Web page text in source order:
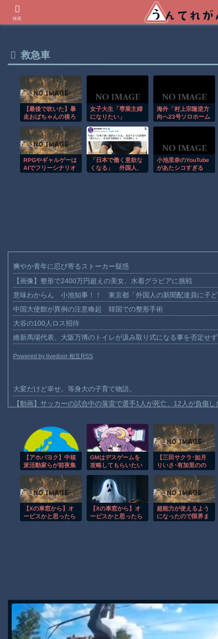
救急車
【最後で吹いた】暴
走おばちゃんの後ろ
のバランス感覚が人
間離れしてた！
女子大生「専業主婦
になりたい」
海外「村上宗隆逆方
向へ23号ソロホーム
RPGやギャルゲーは
AIでフリーシナリオ
「日本で働く意欲な
くなる」 外国人、
小池里奈のYouTube
があたシコすぎる
爽やか青年に忍び寄るストーカー疑惑
【画像】整形で2400万円超えの美女、水着グラビアに挑戦
意味わからん 小池知事！！ 東京都「外国人の新聞配達員に子ど
中国大使館が異例の注意喚起 韓国での整形手術
大谷の100人ロス招待
維新馬場代表、大阪万博のトイレが汲み取り式になる事を否定せ
Powered by livedoor 相互RSS
大変だけど幸せ。等身大の子育て物語。
【動画】サッカーの試合中の落雷で選手1人が死亡、12人が負傷し
【動画】名古屋栄で不良外人が警察官を突き飛ばす。逮捕しろや
【動画】新型のさすまた、限界突破ｗｗｗｗｗｗ
【話題】河内長野市で警官が包丁男に発砲したシーンのモザ無し
【動画】メキシコのインフルエンサー、ライブ配信中に襲撃され
【動画】仲間に花火を水平撃ちしようとして障害を負ったかもし
【謎】広島県が頑なに「はだしのゲンコラボ喫茶」をやらない理由
ヒロインが死ぬアニメって四月は君の嘘くらいしかないような
【アホパヨク】中核
派活動家らが前夜集
園からデモ行進「中
国侵略戦争、世界核
戦争を止めよう！」
と絶叫
GMはデスゲームを
攻略してもらいたい
戦― 第148話前編
【三田サクラ･如月
りいさ･有加里のの
姉さん･レイプ》プ
ライドの高い隣のお
姉さんを無理矢理ね
じ伏せ無許可中出し
【Xの車窓から】オ
ービスかと思ったら
【Xの車窓から】オ
ービスかと思ったら
超能力が使えるよう
になったので限界ま
検索